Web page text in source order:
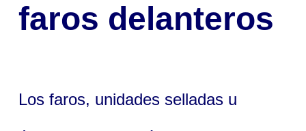
faros delanteros
Los faros, unidades selladas u